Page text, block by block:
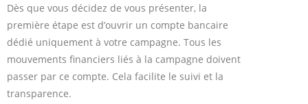
Dès que vous décidez de vous présenter, la
première étape est d’ouvrir un compte bancaire
dédié uniquement à votre campagne. Tous les
mouvements financiers liés à la campagne doivent
passer par ce compte. Cela facilite le suivi et la
transparence.